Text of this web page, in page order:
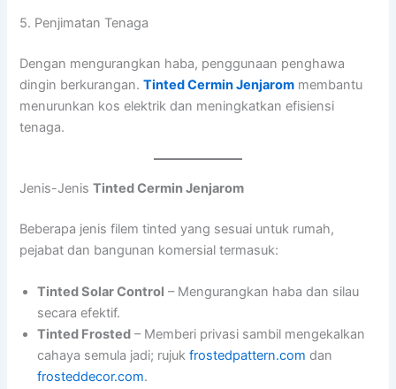
5. Penjimatan Tenaga
Dengan mengurangkan haba, penggunaan penghawa
dingin berkurangan.Tinted Cermin Jenjarom membantu
menurunkan kos elektrik dan meningkatkan efisiensi
tenaga.
Jenis-JenisTinted Cermin Jenjarom
Beberapa jenis filem tinted yang sesuai untuk rumah,
pejabat dan bangunan komersial termasuk:
Tinted Solar Control – Mengurangkan haba dan silau
secara efektif.
Tinted Frosted – Memberi privasi sambil mengekalkan
cahaya semula jadi; rujukfrostedpattern.com dan
frosteddecor.com.